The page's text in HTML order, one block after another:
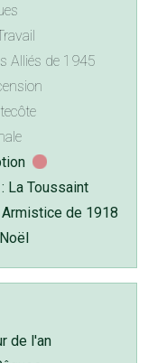
Alliés de 1945
: La Toussaint
Armistice de 1918
de l'an